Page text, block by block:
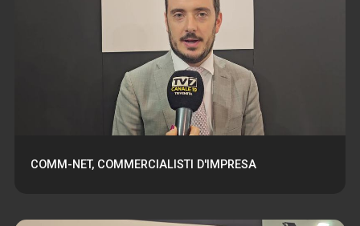
COMM-NET, COMMERCIALISTI D'IMPRESA